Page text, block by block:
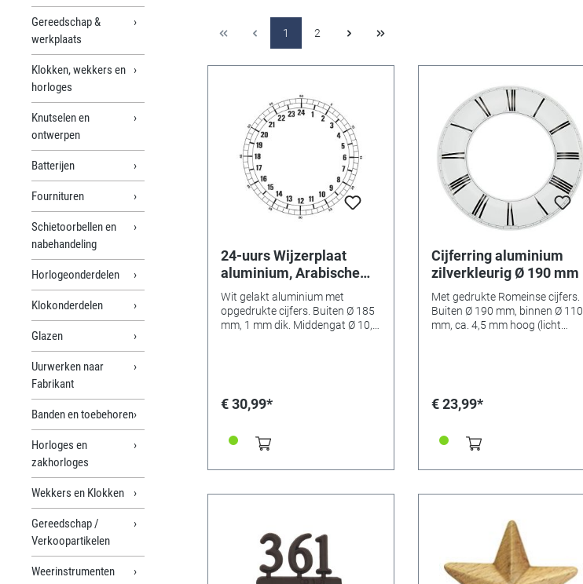
Gereedschap &
werkplaats
Klokken, wekkers en
horloges
Knutselen en
ontwerpen
Batterijen
Fournituren
Schietoorbellen en
nabehandeling
Horlogeonderdelen
Klokonderdelen
Glazen
Uurwerken naar
Fabrikant
Banden en toebehoren
Horloges en
zakhorloges
Wekkers en Klokken
Gereedschap /
Verkoopartikelen
Weerinstrumenten
1 2
24-uurs Wijzerplaat
aluminium, Arabische
cijfers, Ø 185 mm
Wit gelakt aluminium met
opgedrukte cijfers. Buiten Ø 185
mm, 1 mm dik. Middengat Ø 10,5
€ 30,99*
Cijferring aluminium
zilverkleurig Ø 190 mm
Met gedrukte Romeinse cijfers.
Buiten Ø 190 mm, binnen Ø 110
mm, ca. 4,5 mm hoog (licht
€ 23,99*